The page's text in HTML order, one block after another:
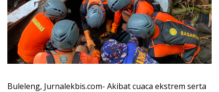
Buleleng, Jurnalekbis.com- Akibat cuaca ekstrem serta